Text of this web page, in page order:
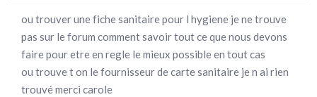
ou trouver une fiche sanitaire pour l hygiene je ne trouve
pas sur le forum comment savoir tout ce que nous devons
faire pour etre en regle le mieux possible en tout cas
ou trouve t on le fournisseur de carte sanitaire je n ai rien
trouvé merci carole